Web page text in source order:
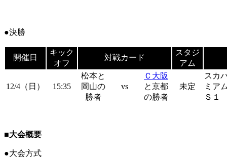
●決勝
開催日
キック
オフ
対戦カード
スタジ
アム
12/4（日） 15:35
松本と
岡山の
勝者
vs
Ｃ大阪
と京都
の勝者
未定
スカ
ミア
Ｓ１
■大会概要
●大会方式